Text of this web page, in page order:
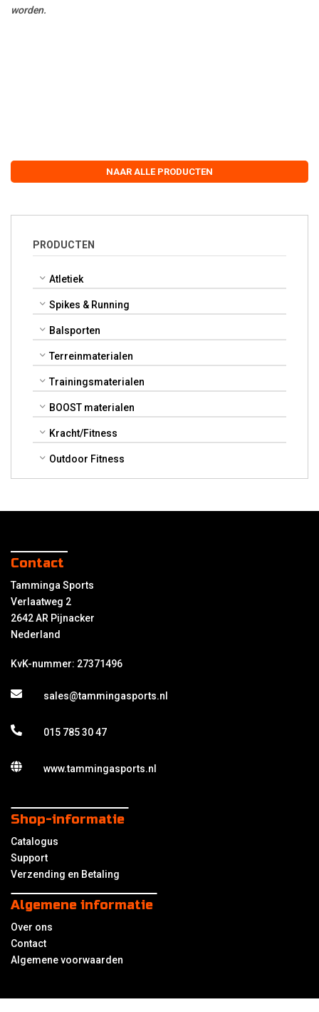
NAAR ALLE PRODUCTEN
PRODUCTEN
Atletiek
Spikes & Running
Balsporten
Terreinmaterialen
Trainingsmaterialen
BOOST materialen
Kracht/Fitness
Outdoor Fitness
worden.
Contact
Tamminga Sports
Verlaatweg 2
2642 AR Pijnacker
Nederland
KvK-nummer: 27371496
sales@tammingasports.nl
015 785 30 47
www.tammingasports.nl
Shop-informatie
Catalogus
Support
Verzending en Betaling
Algemene informatie
Over ons
Contact
Algemene voorwaarden